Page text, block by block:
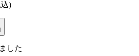
)
した